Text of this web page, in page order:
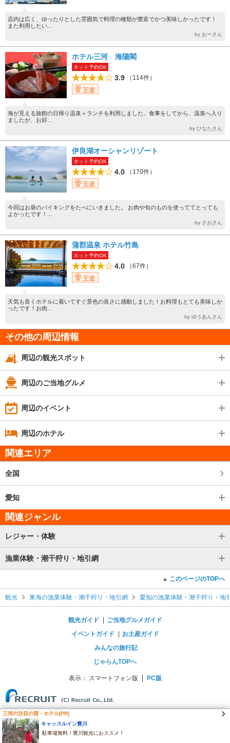
店内は広く、ゆったりとした雰囲気で料理の種類が豊富でかつ美味しかったです！
また利用したい...
by おーさん
ホテル三河 海陽閣
ネット予約OK
3.9
（114件）
王道
海が見える旅館の日帰り温泉＋ランチを利用しました。食事をしてから、温泉へ入り
ましたが、お好...
by ひなたさん
伊良湖オーシャンリゾート
ネット予約OK
4.0
（170件）
王道
今回はお昼のバイキングをたべにいきました。 お肉や旬のものを使っててとっても
よかったです！...
by さおさん
蒲郡温泉 ホテル竹島
ネット予約OK
4.0
（67件）
王道
天気も良くホテルに着いてすぐ景色の良さに感動しました！お料理もとても美味しか
ったです！お肉...
by ゆうあんさん
その他の周辺情報
周辺の観光スポット
周辺のご当地グルメ
周辺のイベント
周辺のホテル
関連エリア
全国
愛知
関連ジャンル
レジャー・体験
漁業体験・潮干狩り・地引網
このページのTOPへ
観光 東海の漁業体験・潮干狩り・地引網 愛知の漁業体験・潮干狩り・地
観光ガイド
ご当地グルメガイド
イベントガイド
お土産ガイド
みんなの旅行記
じゃらんTOPへ
表示： スマートフォン版 PC版
三河の注目の宿・ホテル[PR]
キャッスルイン豊川
駐車場無料！豊川観光におススメ！